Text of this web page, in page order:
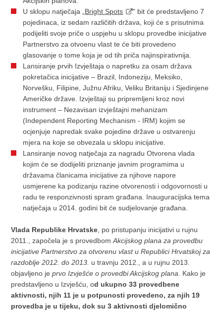
U sklopu natječaja „ Bright Spots
” bit će predstavljeno 7
pojedinaca, iz sedam različitih država, koji će s prisutnima
podijeliti svoje priče o uspjehu u sklopu provedbe inicijative
Partnerstvo za otvoenu vlast te će biti provedeno
glasovanje o tome koja je od tih priča najinspirativnija.
Lansiranje prvih Izvještaja o napretku za osam država
pokretačica inicijative – Brazil, Indoneziju, Meksiko,
Norvešku, Filipine, Južnu Afriku, Veliku Britaniju i Sjedinjene
Američke države. Izvještaji su pripremljeni kroz novi
instrument – Nezavisan izvještajni mehanizam
(Independent Reporting Mechanism - IRM) kojim se
ocjenjuje napredak svake pojedine države u ostvarenju
mjera na koje se obvezala u sklopu inicijative.
Lansiranje novog natječaja za nagradu Otvorena vlada
kojim će se dodijeliti priznanje javnim programima u
državama članicama inicijative za njihove napore
usmjerene ka podizanju razine otvorenosti i odgovornosti u
radu te responzivnosti spram građana. Inauguracijska tema
natječaja u 2014. godini bit će sudjelovanje građana.
Vlada Republike Hrvatske , po pristupanju inicijativi u rujnu
2011., započela je s provedbomAkcijskog plana za provedbu
inicijative Partnerstvo za otvorenu vlast u Republici Hrvatskoj za
razdoblje 2012. do 2013. u travnju 2012., a u rujnu 2013.
objavljeno jeprvo Izvješće o provedbi Akcijskog plana . Kako je
predstavljeno u Izvješću, od ukupno 33 provedbene
aktivnosti, njih 11 je u potpunosti provedeno, za njih 19
provedba je u tijeku, dok su 3 aktivnosti djelomično